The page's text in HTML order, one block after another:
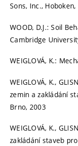
Sons, Inc., Hoboken,
WOOD, D.J.: Soil
Cambridge
WEIGLOVÁ, K.:
WEIGLOVÁ, K.,
zemin a zakládání
Brno, 2003
WEIGLOVÁ, K.,
zakládání staveb